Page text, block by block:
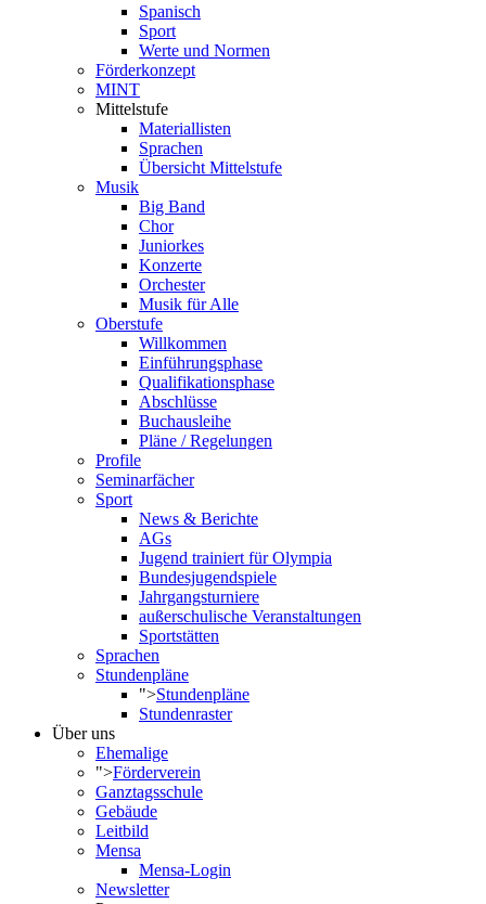
Spanisch
Sport
Werte und Normen
Förderkonzept
MINT
Mittelstufe
Materiallisten
Sprachen
Übersicht Mittelstufe
Musik
Big Band
Chor
Juniorkes
Konzerte
Orchester
Musik für Alle
Oberstufe
Willkommen
Einführungsphase
Qualifikationsphase
Abschlüsse
Buchausleihe
Pläne / Regelungen
Profile
Seminarfächer
Sport
News & Berichte
AGs
Jugend trainiert für Olympia
Bundesjugendspiele
Jahrgangsturniere
außerschulische Veranstaltungen
Sportstätten
Sprachen
Stundenpläne
">Stundenpläne
Stundenraster
Über uns
Ehemalige
">Förderverein
Ganztagsschule
Gebäude
Leitbild
Mensa
Mensa-Login
Newsletter